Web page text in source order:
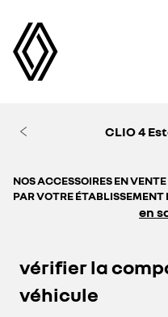
CLIO 4
NOS ACCESSOIRES EN
PAR VOTRE ÉTABLISSEMENT
en
vérifier la
véhicule